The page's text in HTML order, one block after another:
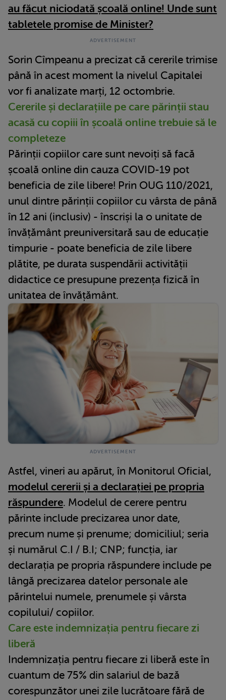
au făcut niciodată școală online! Unde sunt
tabletele promise de Minister?
Sorin Cîmpeanu a precizat că cererile trimise
până în acest moment la nivelul Capitalei
vor fi analizate marți, 12 octombrie.
Cererile și declarațiile pe care părinții stau
acasă cu copiii în școală online trebuie să le
completeze
Părinții copiilor care sunt nevoiți să facă
școală online din cauza COVID-19 pot
beneficia de zile libere! Prin OUG 110/2021,
unul dintre părinții copiilor cu vârsta de până
în 12 ani (inclusiv) - înscriși la o unitate de
învățământ preuniversitară sau de educație
timpurie - poate beneficia de zile libere
plătite, pe durata suspendării activității
didactice ce presupune prezența fizică în
unitatea de învățământ.
Astfel, vineri au apărut, în Monitorul Oficial,
modelul cererii și a declarației pe propria
răspundere. Modelul de cerere pentru
părinte include precizarea unor date,
precum nume și prenume; domiciliul; seria
și numărul C.I / B.I; CNP; funcția, iar
declarația pe propria răspundere include pe
lângă precizarea datelor personale ale
părintelui numele, prenumele și vârsta
copilului/ copiilor.
Care este indemnizația pentru fiecare zi
liberă
Indemnizația pentru fiecare zi liberă este în
cuantum de 75% din salariul de bază
corespunzător unei zile lucrătoare fără de